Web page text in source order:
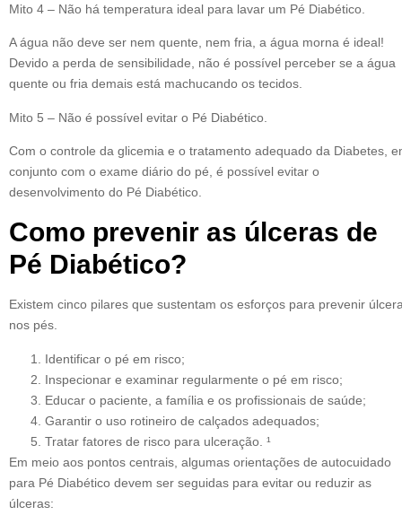
Mito 4 – Não há temperatura ideal para lavar um Pé Diabético.
A água não deve ser nem quente, nem fria, a água morna é ideal!
Devido a perda de sensibilidade, não é possível perceber se a água
quente ou fria demais está machucando os tecidos.
Mito 5 – Não é possível evitar o Pé Diabético.
Com o controle da glicemia e o tratamento adequado da Diabetes,
conjunto com o exame diário do pé, é possível evitar o
desenvolvimento do Pé Diabético.
Como prevenir as úlceras de
Pé Diabético?
Existem cinco pilares que sustentam os esforços para prevenir
nos pés.
Identificar o pé em risco;
Inspecionar e examinar regularmente o pé em risco;
Educar o paciente, a família e os profissionais de saúde;
Garantir o uso rotineiro de calçados adequados;
Tratar fatores de risco para ulceração. ¹
Em meio aos pontos centrais, algumas orientações de autocuidado
para Pé Diabético devem ser seguidas para evitar ou reduzir as
úlceras: